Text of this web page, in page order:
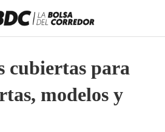
cubiertas para
modelos y